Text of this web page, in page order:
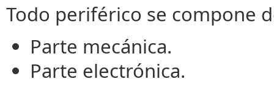
Todo periférico se compone
Parte mecánica.
Parte electrónica.